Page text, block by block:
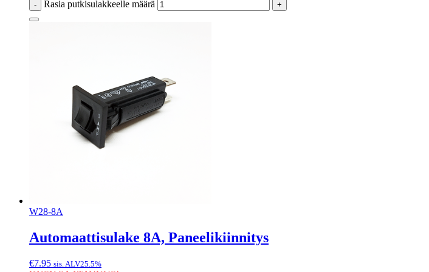
- Rasia putkisulakkeelle määrä +
W28-8A
Automaattisulake 8A, Paneelikiinnitys
€7.95 sis. ALV25.5%